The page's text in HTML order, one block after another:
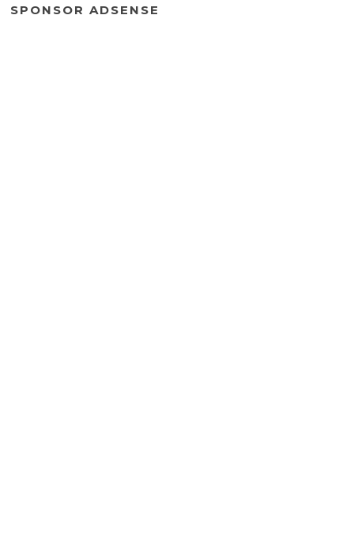
SPONSOR ADSENSE